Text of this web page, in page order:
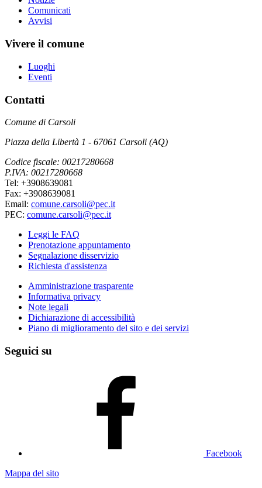
Comunicati
Avvisi
Vivere il comune
Luoghi
Eventi
Contatti
Comune di Carsoli
Piazza della Libertà 1 - 67061 Carsoli (AQ)
Codice fiscale: 00217280668
P.IVA: 00217280668
Tel: +3908639081
Fax: +3908639081
Email: comune.carsoli@pec.it
PEC: comune.carsoli@pec.it
Leggi le FAQ
Prenotazione appuntamento
Segnalazione disservizio
Richiesta d'assistenza
Amministrazione trasparente
Informativa privacy
Note legali
Dichiarazione di accessibilità
Piano di miglioramento del sito e dei servizi
Seguici su
Facebook
Mappa del sito